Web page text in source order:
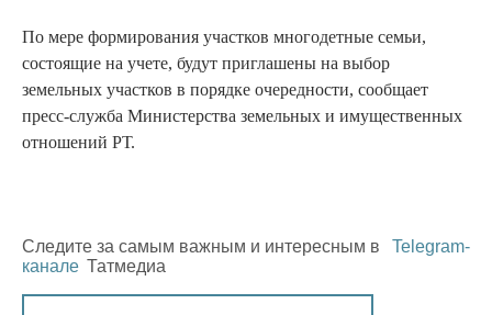
По мере формирования участков многодетные семьи,
состоящие на учете, будут приглашены на выбор
земельных участков в порядке очередности, сообщает
пресс-служба Министерства земельных и имущественных
отношений РТ.
Следите за самым важным и интересным в
Telegram-
канале Татмедиа